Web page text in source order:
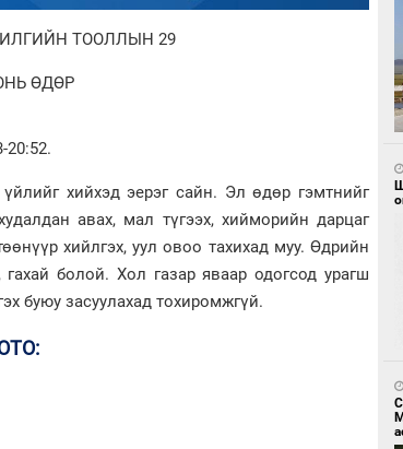
ТООЛЛЫН 29
ӨДӨР
20:52.
хийхэд эерэг сайн. Эл өдөр гэмтнийг
авах, мал түгээх, хийморийн дарцаг
хийлгэх, уул овоо тахихад муу. Өдрийн
болой. Хол газар яваар одогсод урагш
буюу засуулахад тохиромжгүй.